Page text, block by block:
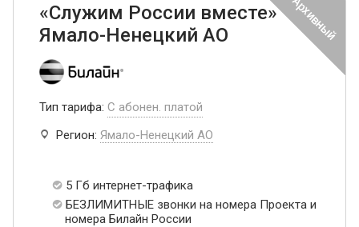
«Служим России вместе»
Ямало-Ненецкий АО
Тип тарифа: С абонен. платой
Регион: Ямало-Ненецкий АО
5 Гб интернет-трафика
БЕЗЛИМИТНЫЕ звонки на номера Проекта и
номера Билайн России